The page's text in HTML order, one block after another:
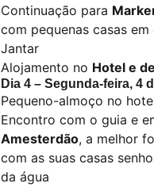
Continuação para
com pequenas casas
Jantar
Alojamento no Hotel e
Dia 4 – Segunda-feira, 4
Pequeno-almoço no
Encontro com o guia e
Amesterdão, a melhor
com as suas casas
da água